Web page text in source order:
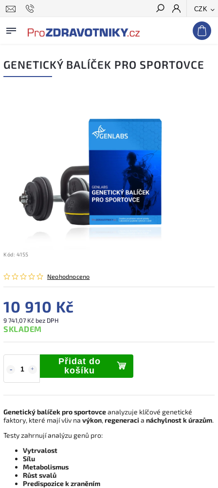
CZK
Hledat
GENETICKÝ BALÍČEK PRO SPORTOVCE
Kód: 4155
Neohodnoceno
10 910 Kč
9 741,07 Kč bez DPH
SKLADEM
Přidat do
košíku
Genetický balíček pro sportovceanalyzuje klíčové genetické
faktory, které mají vliv na výkon,regeneraci a náchylnost k úrazům.
Testy zahrnují analýzu genů pro:
Vytrvalost
Sílu
Metabolismus
Růst svalů
Predispozice k zraněním